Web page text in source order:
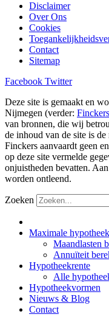
Disclaimer
Over Ons
Cookies
Contact
Sitemap
Facebook Twitter
Deze site is gemaakt en
Nijmegen (verder: Finckers
van bronnen, die wij
de inhoud van de site is
Finckers aanvaardt geen
op deze site vermelde
onjuistheden bevatten.
worden ontleend.
Zoeken
Maximale
Maandlasten
Annuïteit
Hypotheekrente
Alle
Hypotheekvormen
Nieuws & Blog
Contact